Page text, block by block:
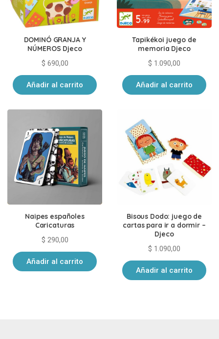
DOMINÓ GRANJA Y
NÚMEROS Djeco
$ 690,00
Añadir al carrito
Tapikékoi juego de
memoria Djeco
$ 1.090,00
Añadir al carrito
Naipes españoles
Caricaturas
$ 290,00
Añadir al carrito
Bisous Dodo: juego de
cartas para ir a dormir –
Djeco
$ 1.090,00
Añadir al carrito